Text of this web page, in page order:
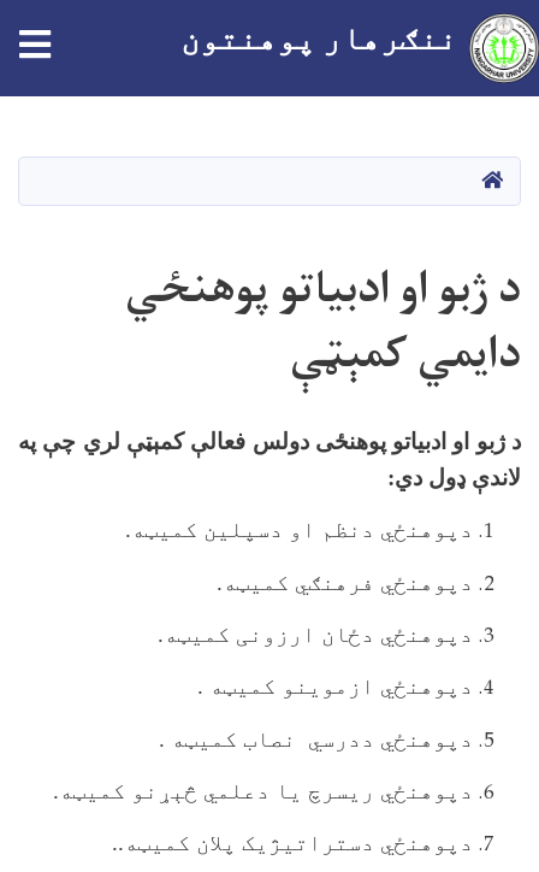
ننګرهار پوهنتون
HOME
د ژبو او ادبياتو پوهنځي
دايمي کمېټې
د ژبو او ادبياتو پوهنځی دولس فعالې کمېټې لري چې په
لاندې ډول دي:
دپوهنځي دنظم او دسپلين کميټه.
دپوهنځي فرهنګي کميټه.
دپوهنځي دځان ارزونی کميټه.
دپوهنځي ازموينو کميټه .
دپوهنځي ددرسي نصاب کميټه .
دپوهنځي ريسرچ يا دعلمي څېړنو کميټه.
دپوهنځي دستراتيژيک پلان کميټه..